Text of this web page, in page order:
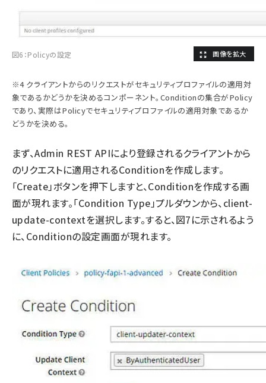
図6：Policyの設定
※4 クライアントからのリクエストがセキュリティプロファイルの適用対
象であるかどうかを決めるコンポーネント。Conditionの集合がPolicy
であり、実際はPolicyでセキュリティプロファイルの適用対象であるか
どうかを決める。
まず、Admin REST APIにより登録されるクライアントから
のリクエストに適用されるConditionを作成します。
「Create」ボタンを押下しますと、Conditionを作成する画
面が現れます。「Condition Type」プルダウンから、client-
update-contextを選択します。すると、図7に示されるよう
に、Conditionの設定画面が現れます。